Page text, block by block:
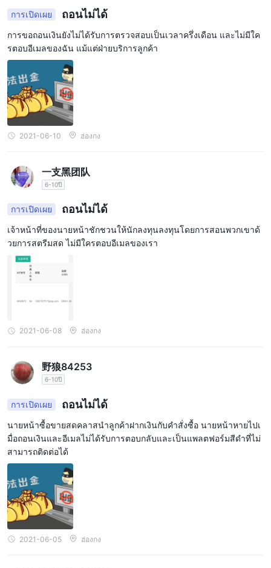
การเปิดเผย ถอนไม่ได้
การขอถอนเงินยังไม่ได้รับการตรวจสอบเป็นเวลาครึ่งเดือน และไม่มีใค
รตอบอีเมลของฉัน แม้แต่ฝ่ายบริการลูกค้า
2021-06-10 ฮ่องกง
一支黑团队
6-10ปี
การเปิดเผย ถอนไม่ได้
เจ้าหน้าที่ของนายหน้าชักชวนให้นักลงทุนลงทุนโดยการสอนพวกเขาด้
วยการสตรีมสด ไม่มีใครตอบอีเมลของเรา
2021-06-08 ฮ่องกง
野狼84253
6-10ปี
การเปิดเผย ถอนไม่ได้
นายหน้าซื้อขายสดคลาสนำลูกค้าฝากเงินกับคำสั่งซื้อ นายหน้าหายไปเ
มื่อถอนเงินและอีเมลไม่ได้รับการตอบกลับและเป็นแพลตฟอร์มสีดำที่ไม่
สามารถติดต่อได้
2021-06-05 ฮ่องกง